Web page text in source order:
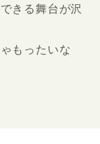
きる舞台が沢
もったいな